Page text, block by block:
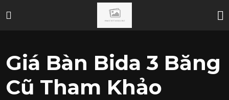
Giá Bàn Bida 3 Băng
Cũ Tham Khảo